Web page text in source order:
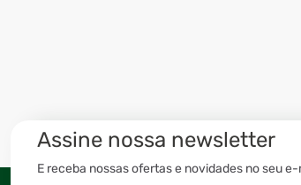
Assine nossa newsletter
E receba nossas ofertas e novidades no seu